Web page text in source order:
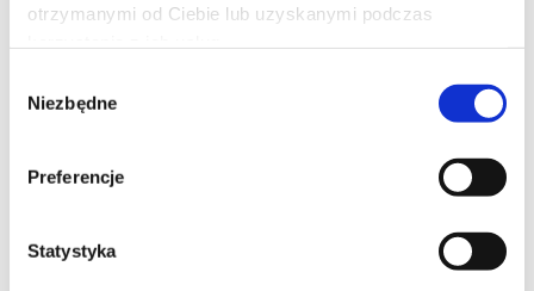
otrzymanymi od Ciebie lub uzyskanymi podczas
zgody
Niezbędne
Preferencje
Statystyka
Mandalorian i Grogu 3D dubbing
Złowrogie Imperium upadło, a imperialni watażkowie wciąż są
rozproszeni po całej galaktyce. Nowo powstała Nowa Republika,
o pomoc do legendarnego mandaloriańskiego łowcy nagród, Dina
Djarina, i jego młodego ucznia, Grogu.